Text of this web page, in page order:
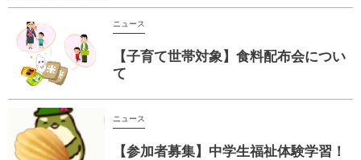
ニュース
【子育て世帯対象】食料配布会につい
て
ニュース
【参加者募集】中学生福祉体験学習！